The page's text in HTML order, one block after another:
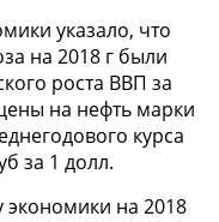
указало, что
на 2018 г были
роста ВВП за
на нефть марки
курса
за 1 долл.
экономики на 2018